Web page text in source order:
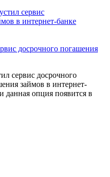
досрочного погашения
сервис досрочного
займов в интернет-
опция появится в